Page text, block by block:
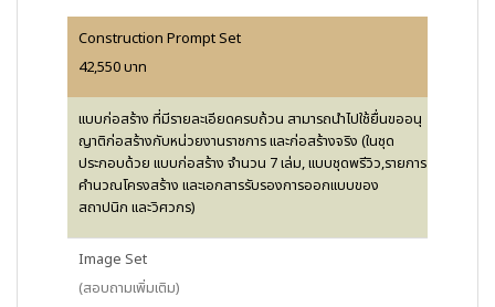
Construction Prompt Set
42,550 บาท
แบบก่อสร้าง ที่มีรายละเอียดครบถ้วน สามารถนำไปใช้ยื่นขออนุ
ญาติก่อสร้างกับหน่วยงานราชการ และก่อสร้างจริง (ในชุด
ประกอบด้วย แบบก่อสร้าง จำนวน 7 เล่ม, แบบชุดพรีวิว,รายการ
คำนวณโครงสร้าง และเอกสารรับรองการออกแบบของ
สถาปนิก และวิศวกร)
Image Set
(สอบถามเพิ่มเติม)